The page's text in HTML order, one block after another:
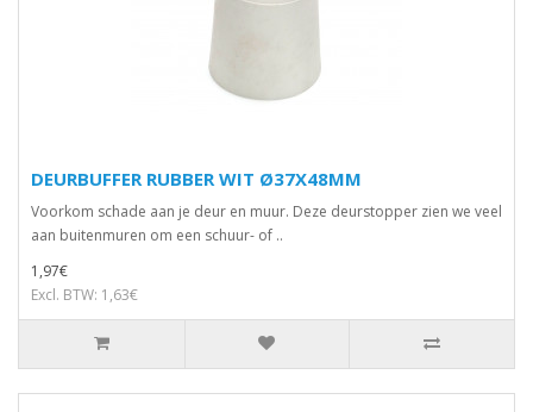
DEURBUFFER RUBBER WIT Ø37X48MM
Voorkom schade aan je deur en muur. Deze deurstopper zien we veel
aan buitenmuren om een schuur- of ..
1,97€
Excl. BTW: 1,63€